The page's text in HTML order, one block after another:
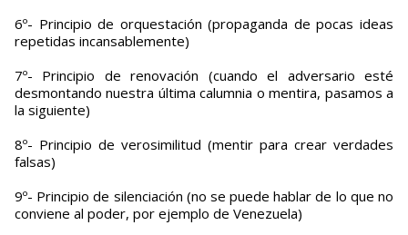
6º- Principio de orquestación (propaganda de pocas ideas
repetidas incansablemente)
7º- Principio de renovación (cuando el adversario esté
desmontando nuestra última calumnia o mentira, pasamos a
la siguiente)
8º- Principio de verosimilitud (mentir para crear verdades
falsas)
9º- Principio de silenciación (no se puede hablar de lo que no
conviene al poder, por ejemplo de Venezuela)